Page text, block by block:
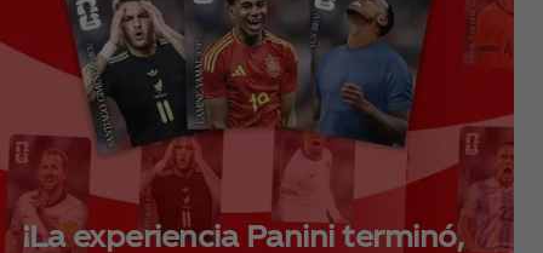
¡La experiencia Panini terminó,